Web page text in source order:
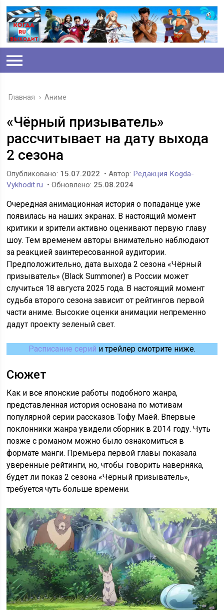
Главная › Аниме
«Чёрный призыватель»
рассчитывает на дату выхода
2 сезона
Опубликовано: 15.07.2022 • Автор: Редакция Kogda-
Vykhodit.ru • Обновлено: 25.08.2024
Очередная анимационная история о попаданце уже
появилась на наших экранах. В настоящий момент
критики и зрители активно оценивают первую главу
шоу. Тем временем авторы внимательно наблюдают
за реакцией заинтересованной аудитории.
Предположительно, дата выхода 2 сезона «Чёрный
призыватель» (Black Summoner) в России может
случиться 18 августа 2025 года. В настоящий момент
судьба второго сезона зависит от рейтингов первой
части аниме. Высокие оценки анимации непременно
дадут проекту зеленый свет.
Расписание серий и трейлер смотрите ниже.
Сюжет
Как и все японские работы подобного жанра,
представленная история основана по мотивам
популярной серии рассказов Тофу Маёй. Впервые
поклонники жанра увидели сборник в 2014 году. Чуть
позже с романом можно было ознакомиться в
формате манги. Премьера первой главы показала
уверенные рейтинги, но, чтобы говорить наверняка,
будет ли показ 2 сезона «Чёрный призыватель»,
требуется чуть больше времени.